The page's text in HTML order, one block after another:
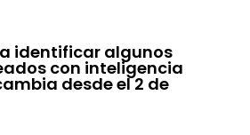
identificar algunos
con inteligencia
desde el 2 de